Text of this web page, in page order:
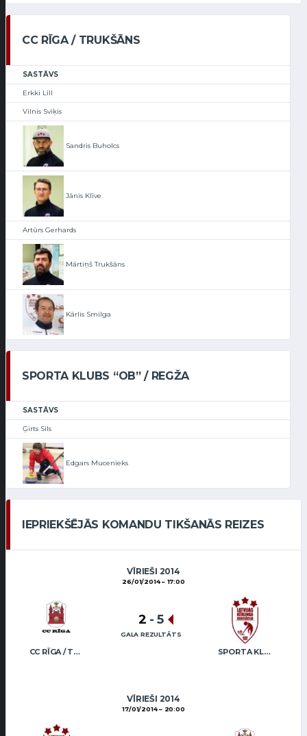
CC RĪGA / TRUKŠĀNS
SASTĀVS
Erkki Lill
Vilnis Svīķis
Sandris Buholcs
Jānis Klīve
Artūrs Gerhards
Mārtiņš Trukšāns
Kārlis Smilga
SPORTA KLUBS “OB” / REGŽA
SASTĀVS
Ģirts Sils
Edgars Mucenieks
IEPRIEKŠĒJĀS KOMANDU TIKŠANĀS REIZES
VĪRIEŠI 2014
26/01/2014 17:00
CC RĪGA / TRUKŠĀNS SPORTA KLUBS “OB” / REGŽA
2 - 5
GALA REZULTĀTS
VĪRIEŠI 2014
17/01/2014 20:00